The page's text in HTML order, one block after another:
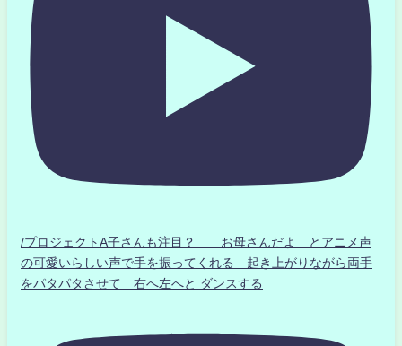
/プロジェクトA子さんも注目？ お母さんだよ とアニメ声
の可愛いらしい声で手を振ってくれる 起き上がりながら両手
をパタパタさせて 右へ左へと ダンスする